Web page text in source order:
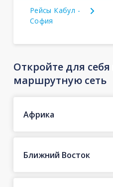
Рейсы Кабул -
София
Откройте для
маршрутную сеть
Африка
Ближний Восток